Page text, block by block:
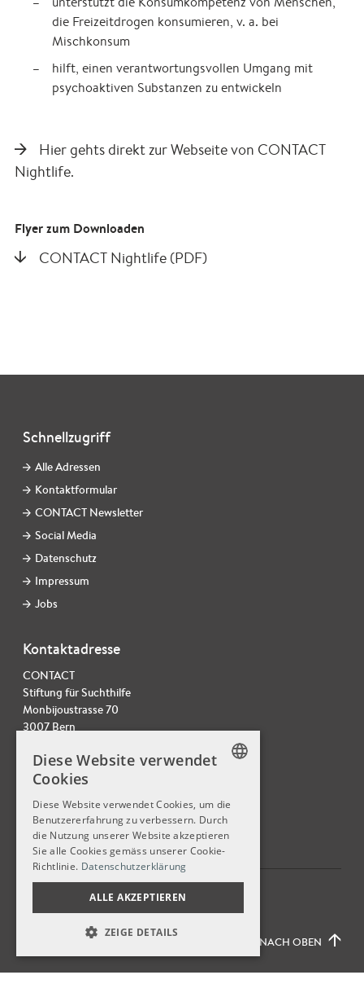
die Freizeitdrogen konsumieren, v. a. bei
Mischkonsum
hilft, einen verantwortungsvollen Umgang mit
psychoaktiven Substanzen zu entwickeln
Hier gehts direkt zur Webseite von CONTACT
Nightlife.
Flyer zum Downloaden
CONTACT Nightlife (PDF)
Schnellzugriff
Alle Adressen
Kontaktformular
CONTACT Newsletter
Social Media
Datenschutz
Impressum
Jobs
Kontaktadresse
CONTACT
Stiftung für Suchthilfe
Monbijoustrasse 70
3007 Bern
info@contactmail.ch
NACH OBEN
GERMAN
FRENCH
Diese Website verwendet
Cookies
Diese Website verwendet Cookies, um die
Benutzererfahrung zu verbessern. Durch
die Nutzung unserer Website akzeptieren
Sie alle Cookies gemäss unserer Cookie-
Richtlinie. Datenschutzerklärung
ALLE AKZEPTIEREN
ZEIGE DETAILS
UNBEDINGT NOTWENDIGE